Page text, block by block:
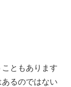
ともあります
るのではない